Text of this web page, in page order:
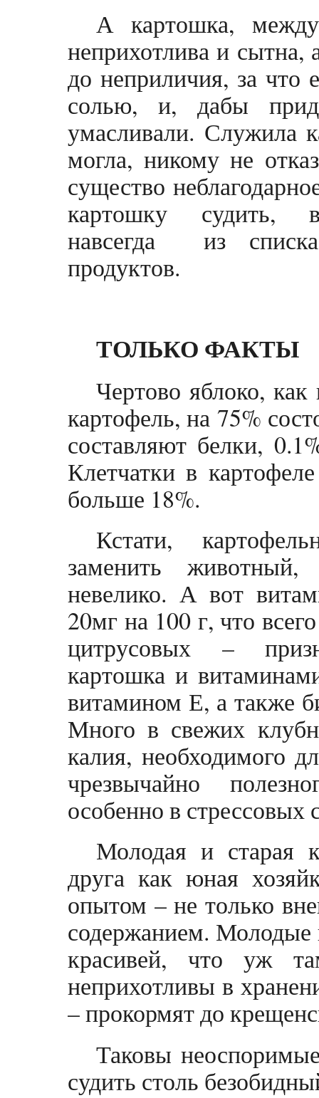
А картошка,
неприхотлива и сытна,
до неприличия, за что
солью, и, дабы
умасливали. Служила
могла, никому не
существо
картошку судить,
навсегда из
продуктов.
ТОЛЬКО ФАКТЫ
Чертово яблоко,
картофель, на 75%
составляют белки,
Клетчатки в
больше 18%.
Кстати,
заменить
невелико. А вот
20мг на 100 г, что
цитрусовых –
картошка и
витамином Е, а также
Много в свежих
калия, необходимого
чрезвычайно
особенно в стрессовых
Молодая и старая
друга как юная
опытом – не только
содержанием. Молодые
красивей, что уж
неприхотливы в
– прокормят до
Таковы
судить столь